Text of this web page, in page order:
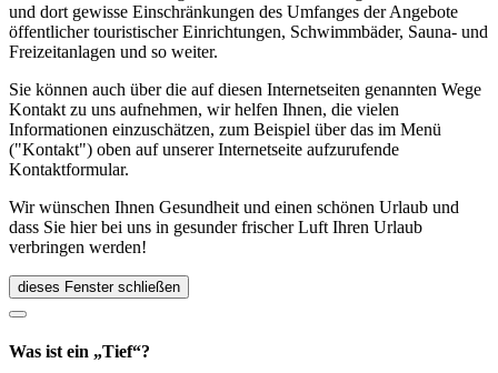
und dort gewisse Einschränkungen des Umfanges der Angebote
öffentlicher touristischer Einrichtungen, Schwimmbäder, Sauna- und
Freizeitanlagen und so weiter.
Sie können auch über die auf diesen Internetseiten genannten Wege
Kontakt zu uns aufnehmen, wir helfen Ihnen, die vielen
Informationen einzuschätzen, zum Beispiel über das im Menü
("Kontakt") oben auf unserer Internetseite aufzurufende
Kontaktformular.
Wir wünschen Ihnen Gesundheit und einen schönen Urlaub und
dass Sie hier bei uns in gesunder frischer Luft Ihren Urlaub
verbringen werden!
dieses Fenster schließen
Was ist ein „Tief“?